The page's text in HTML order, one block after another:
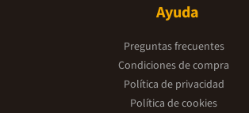
Ayuda
Preguntas frecuentes
Condiciones de compra
Política de privacidad
Política de cookies